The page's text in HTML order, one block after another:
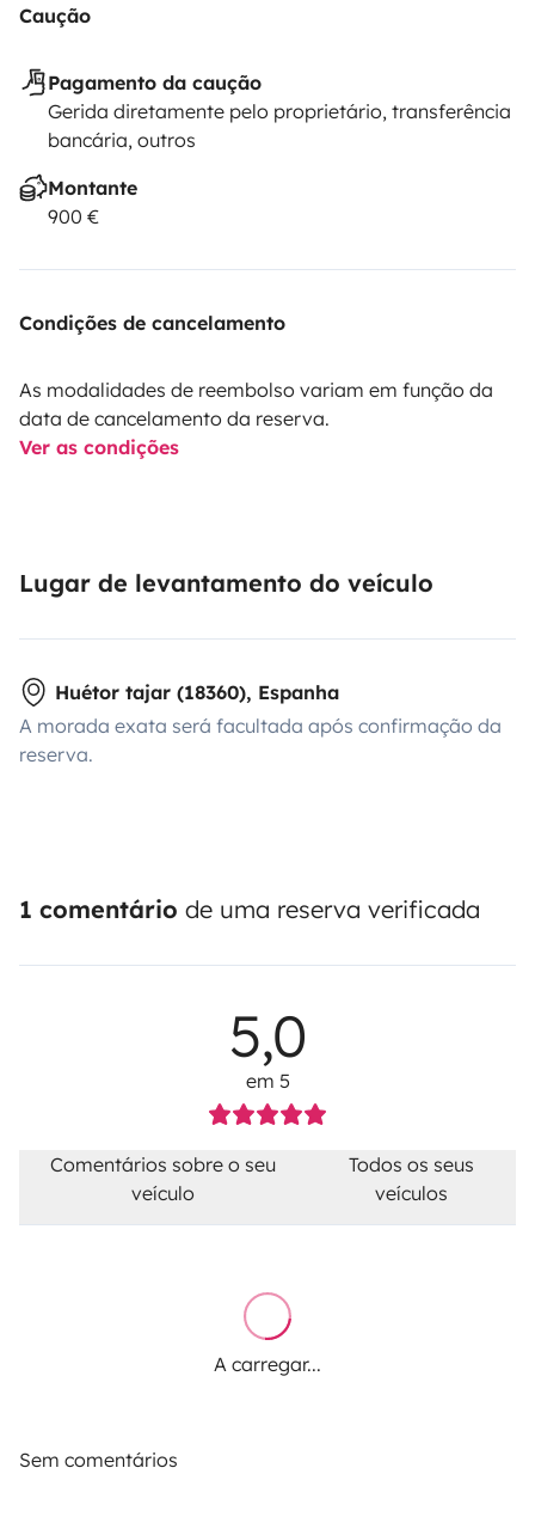
Caução
Pagamento da caução
Gerida diretamente pelo proprietário, transferência
bancária, outros
Montante
900 €
Condições de cancelamento
As modalidades de reembolso variam em função da
data de cancelamento da reserva.
Ver as condições
Lugar de levantamento do veículo
Huétor tajar (18360), Espanha
A morada exata será facultada após confirmação da
reserva.
1 comentário de uma reserva verificada
5,0
em 5
Comentários sobre o seu
veículo
Todos os seus
veículos
A carregar...
Sem comentários